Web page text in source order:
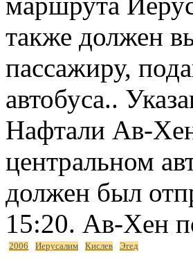
также должен
пассажиру,
автобуса..
Нафтали Ав-
центральном
должен был
15:20. Ав-Хен
2006 Иерусалим Кислев Эгед